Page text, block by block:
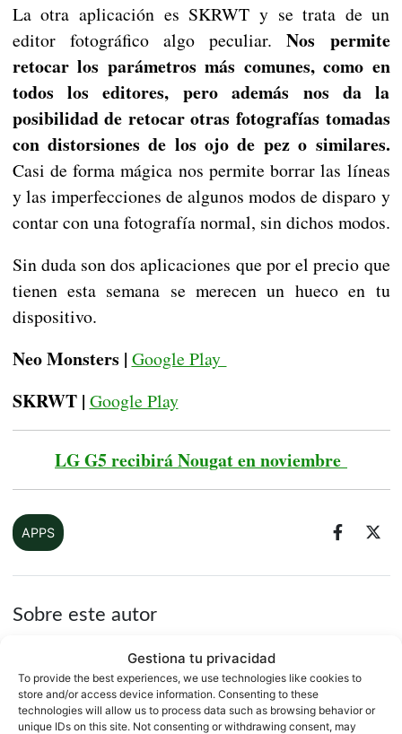
Gestiona tu privacidad
To provide the best experiences, we use technologies like cookies to
store and/or access device information. Consenting to these
technologies will allow us to process data such as browsing behavior or
unique IDs on this site. Not consenting or withdrawing consent, may
La otra aplicación es SKRWT y se trata de un
editor fotográfico algo peculiar. Nos permite
retocar los parámetros más comunes, como en
todos los editores, pero además nos da la
posibilidad de retocar otras fotografías tomadas
con distorsiones de los ojo de pez o similares.
Casi de forma mágica nos permite borrar las líneas
y las imperfecciones de algunos modos de disparo y
contar con una fotografía normal, sin dichos modos.
Sin duda son dos aplicaciones que por el precio que
tienen esta semana se merecen un hueco en tu
dispositivo.
Neo Monsters | Google Play
SKRWT | Google Play
LG G5 recibirá Nougat en noviembre
APPS
Sobre este autor